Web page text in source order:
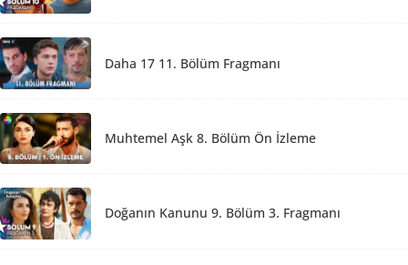
Daha 17 11. Bölüm Fragmanı
Muhtemel Aşk 8. Bölüm Ön İzleme
Doğanın Kanunu 9. Bölüm 3. Fragmanı